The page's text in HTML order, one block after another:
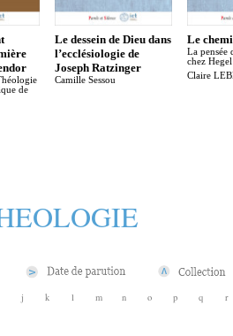
de
Le dessein de Dieu dans
l’ecclésiologie de
Joseph Ratzinger
Camille Sessou
Le
La pensée
chez Hegel
Claire
j k l m n o p q r